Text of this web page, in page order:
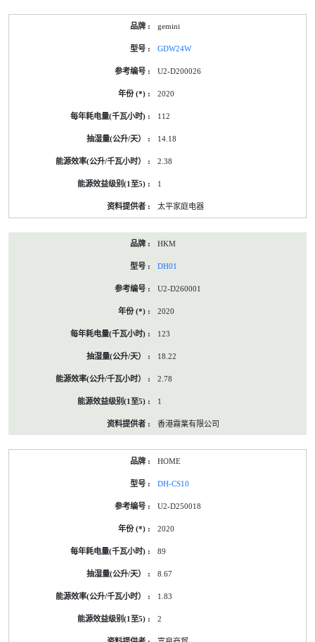
gemini
GDW24W
U2-D200026
2020
112
14.18
2.38
1
太平家庭电器
HKM
DH01
U2-D260001
2020
123
18.22
2.78
1
香港霧業有限公司
HOME
DH-CS10
U2-D250018
2020
89
8.67
1.83
2